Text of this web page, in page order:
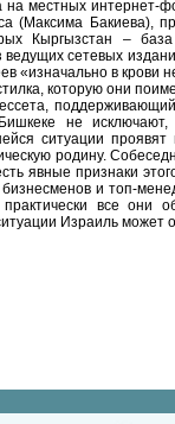
на местных интернет-
(Максима Бакиева),
Кыргызстан –
сетевых
«изначально в крови
которую они
не исключают,
ситуации
родину.
явные признаки
и топ-
все они
Израиль может